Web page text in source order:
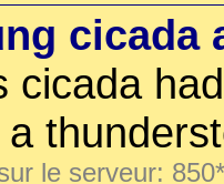
cicada
cicada
a
le serveur: